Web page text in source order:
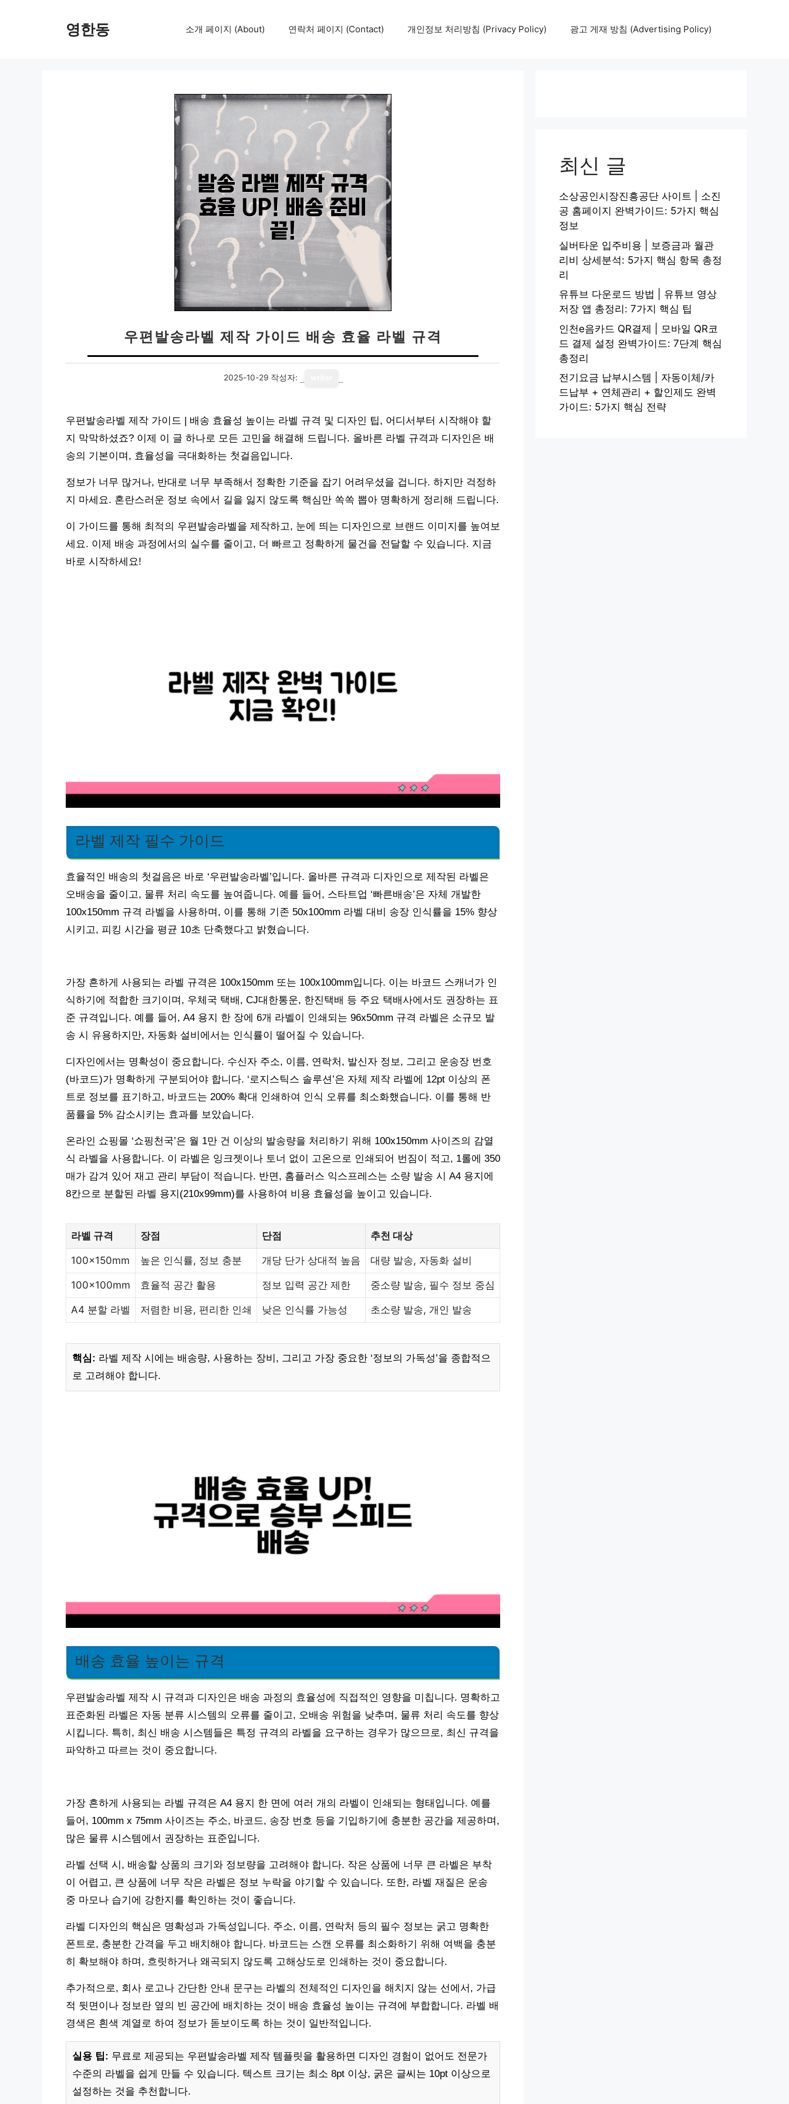
영한동 소개 페이지 (About) 연락처 페이지 (Contact) 개인정보 처리방침 (Privacy Policy) 광고 게재 방침 (Advertising Policy)
우편발송라벨 제작 가이드 배송 효율 라벨 규격
2025-10-29 작성자:
우편발송라벨 제작 가이드 | 배송 효율성 높이는 라벨 규격 및 디자인 팁, 어디서부터 시작해야 할
지 막막하셨죠? 이제 이 글 하나로 모든 고민을 해결해 드립니다. 올바른 라벨 규격과 디자인은 배
송의 기본이며, 효율성을 극대화하는 첫걸음입니다.
정보가 너무 많거나, 반대로 너무 부족해서 정확한 기준을 잡기 어려우셨을 겁니다. 하지만 걱정하
지 마세요. 혼란스러운 정보 속에서 길을 잃지 않도록 핵심만 쏙쏙 뽑아 명확하게 정리해 드립니다.
이 가이드를 통해 최적의 우편발송라벨을 제작하고, 눈에 띄는 디자인으로 브랜드 이미지를 높여보
세요. 이제 배송 과정에서의 실수를 줄이고, 더 빠르고 정확하게 물건을 전달할 수 있습니다. 지금
바로 시작하세요!
라벨 제작 필수 가이드
효율적인 배송의 첫걸음은 바로 ‘우편발송라벨’입니다. 올바른 규격과 디자인으로 제작된 라벨은
오배송을 줄이고, 물류 처리 속도를 높여줍니다. 예를 들어, 스타트업 ‘빠른배송’은 자체 개발한
100x150mm 규격 라벨을 사용하며, 이를 통해 기존 50x100mm 라벨 대비 송장 인식률을 15% 향상
시키고, 피킹 시간을 평균 10초 단축했다고 밝혔습니다.
가장 흔하게 사용되는 라벨 규격은 100x150mm 또는 100x100mm입니다. 이는 바코드 스캐너가 인
식하기에 적합한 크기이며, 우체국 택배, CJ대한통운, 한진택배 등 주요 택배사에서도 권장하는 표
준 규격입니다. 예를 들어, A4 용지 한 장에 6개 라벨이 인쇄되는 96x50mm 규격 라벨은 소규모 발
송 시 유용하지만, 자동화 설비에서는 인식률이 떨어질 수 있습니다.
디자인에서는 명확성이 중요합니다. 수신자 주소, 이름, 연락처, 발신자 정보, 그리고 운송장 번호
(바코드)가 명확하게 구분되어야 합니다. ‘로지스틱스 솔루션’은 자체 제작 라벨에 12pt 이상의 폰
트로 정보를 표기하고, 바코드는 200% 확대 인쇄하여 인식 오류를 최소화했습니다. 이를 통해 반
품률을 5% 감소시키는 효과를 보았습니다.
온라인 쇼핑몰 ‘쇼핑천국’은 월 1만 건 이상의 발송량을 처리하기 위해 100x150mm 사이즈의 감열
식 라벨을 사용합니다. 이 라벨은 잉크젯이나 토너 없이 고온으로 인쇄되어 번짐이 적고, 1롤에 350
매가 감겨 있어 재고 관리 부담이 적습니다. 반면, 홈플러스 익스프레스는 소량 발송 시 A4 용지에
8칸으로 분할된 라벨 용지(210x99mm)를 사용하여 비용 효율성을 높이고 있습니다.
라벨 규격 장점 단점 추천 대상
100x150mm 높은 인식률, 정보 충분 개당 단가 상대적 높음 대량 발송, 자동화 설비
100x100mm 효율적 공간 활용 정보 입력 공간 제한 중소량 발송, 필수 정보 중심
A4 분할 라벨 저렴한 비용, 편리한 인쇄 낮은 인식률 가능성 초소량 발송, 개인 발송
핵심: 라벨 제작 시에는 배송량, 사용하는 장비, 그리고 가장 중요한 ‘정보의 가독성’을 종합적으
로 고려해야 합니다.
배송 효율 높이는 규격
우편발송라벨 제작 시 규격과 디자인은 배송 과정의 효율성에 직접적인 영향을 미칩니다. 명확하고
표준화된 라벨은 자동 분류 시스템의 오류를 줄이고, 오배송 위험을 낮추며, 물류 처리 속도를 향상
시킵니다. 특히, 최신 배송 시스템들은 특정 규격의 라벨을 요구하는 경우가 많으므로, 최신 규격을
파악하고 따르는 것이 중요합니다.
가장 흔하게 사용되는 라벨 규격은 A4 용지 한 면에 여러 개의 라벨이 인쇄되는 형태입니다. 예를
들어, 100mm x 75mm 사이즈는 주소, 바코드, 송장 번호 등을 기입하기에 충분한 공간을 제공하며,
많은 물류 시스템에서 권장하는 표준입니다.
라벨 선택 시, 배송할 상품의 크기와 정보량을 고려해야 합니다. 작은 상품에 너무 큰 라벨은 부착
이 어렵고, 큰 상품에 너무 작은 라벨은 정보 누락을 야기할 수 있습니다. 또한, 라벨 재질은 운송
중 마모나 습기에 강한지를 확인하는 것이 좋습니다.
라벨 디자인의 핵심은 명확성과 가독성입니다. 주소, 이름, 연락처 등의 필수 정보는 굵고 명확한
폰트로, 충분한 간격을 두고 배치해야 합니다. 바코드는 스캔 오류를 최소화하기 위해 여백을 충분
히 확보해야 하며, 흐릿하거나 왜곡되지 않도록 고해상도로 인쇄하는 것이 중요합니다.
추가적으로, 회사 로고나 간단한 안내 문구는 라벨의 전체적인 디자인을 해치지 않는 선에서, 가급
적 뒷면이나 정보란 옆의 빈 공간에 배치하는 것이 배송 효율성 높이는 규격에 부합합니다. 라벨 배
경색은 흰색 계열로 하여 정보가 돋보이도록 하는 것이 일반적입니다.
실용 팁: 무료로 제공되는 우편발송라벨 제작 템플릿을 활용하면 디자인 경험이 없어도 전문가
수준의 라벨을 쉽게 만들 수 있습니다. 텍스트 크기는 최소 8pt 이상, 굵은 글씨는 10pt 이상으로
설정하는 것을 추천합니다.
최신 글
소상공인시장진흥공단 사이트 | 소진
공 홈페이지 완벽가이드: 5가지 핵심
정보
실버타운 입주비용 | 보증금과 월관
리비 상세분석: 5가지 핵심 항목 총정
리
유튜브 다운로드 방법 | 유튜브 영상
저장 앱 총정리: 7가지 핵심 팁
인천e음카드 QR결제 | 모바일 QR코
드 결제 설정 완벽가이드: 7단계 핵심
총정리
전기요금 납부시스템 | 자동이체/카
드납부 + 연체관리 + 할인제도 완벽
가이드: 5가지 핵심 전략